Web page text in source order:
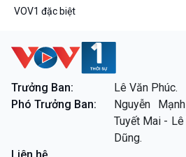
VOV1 đặc biệt
Thanh âm ký sự
Chân dung cuộc sống
Các chương trình đặc biệt
VOV1 đặc biệt
Trưởng Ban:
Lê Văn Phúc.
Phó Trưởng Ban:
Nguyễn
Tuyết Mai -
Dũng.